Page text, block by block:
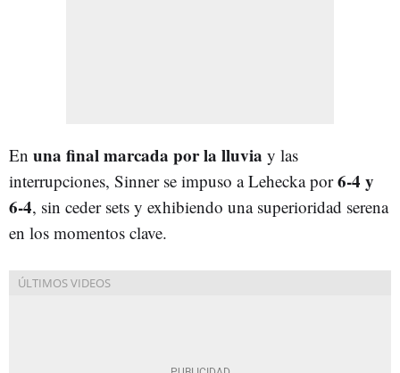
En una final marcada por la lluvia y las
interrupciones, Sinner se impuso a Lehecka por6-4 y
6-4, sin ceder sets y exhibiendo una superioridad serena
en los momentos clave.